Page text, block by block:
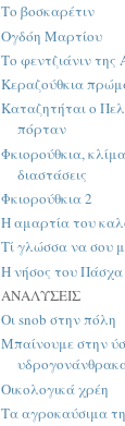
Το βοσκαρέτιν
Ογδόη Μαρτίου
Το φεντζιάνιν της
Κεραζούθκια
Καταζητήται ο
πόρταν
Φκιορούθκια,
διαστάσεις
Φκιορούθκια 2
Η αμαρτία του
Τί γλώσσα να σου
Η νήσος του Πάσχα
ΑΝΑΛΥΣΕΙΣ
Οι snob στην πόλη
Μπαίνουμε στην
Οικολογικά χρέη
Τα αγροκαύσιμα